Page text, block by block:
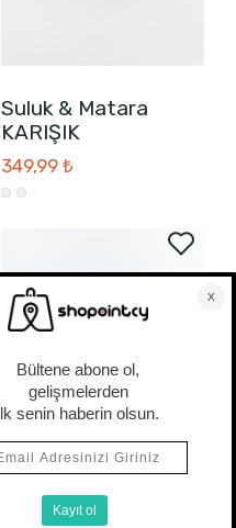
Suluk & Matara
KARIŞIK
349,99 ₺